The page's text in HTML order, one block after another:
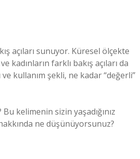
açıları sunuyor. Küresel ölçekte
farklı bakış açıları da
kullanım şekli, ne kadar “değerli”
kelimenin sizin yaşadığınız
ne düşünüyorsunuz?